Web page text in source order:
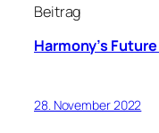
Beitrag
Harmony’s
28. November 2022